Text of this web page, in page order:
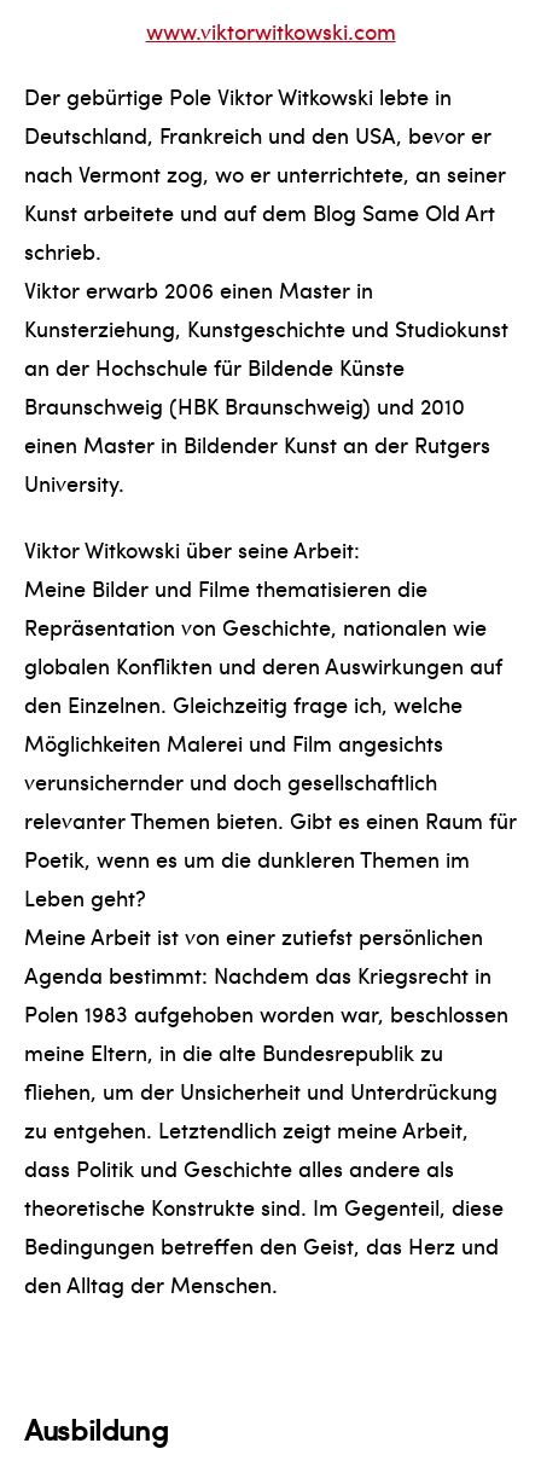
www.viktorwitkowski.com
Der gebürtige Pole Viktor Witkowski lebte in
Deutschland, Frankreich und den USA, bevor er
nach Vermont zog, wo er unterrichtete, an seiner
Kunst arbeitete und auf dem Blog Same Old Art
schrieb.
Viktor erwarb 2006 einen Master in
Kunsterziehung, Kunstgeschichte und Studiokunst
an der Hochschule für Bildende Künste
Braunschweig (HBK Braunschweig) und 2010
einen Master in Bildender Kunst an der Rutgers
University.
Viktor Witkowski über seine Arbeit:
Meine Bilder und Filme thematisieren die
Repräsentation von Geschichte, nationalen wie
globalen Konflikten und deren Auswirkungen auf
den Einzelnen. Gleichzeitig frage ich, welche
Möglichkeiten Malerei und Film angesichts
verunsichernder und doch gesellschaftlich
relevanter Themen bieten. Gibt es einen Raum für
Poetik, wenn es um die dunkleren Themen im
Leben geht?
Meine Arbeit ist von einer zutiefst persönlichen
Agenda bestimmt: Nachdem das Kriegsrecht in
Polen 1983 aufgehoben worden war, beschlossen
meine Eltern, in die alte Bundesrepublik zu
fliehen, um der Unsicherheit und Unterdrückung
zu entgehen. Letztendlich zeigt meine Arbeit,
dass Politik und Geschichte alles andere als
theoretische Konstrukte sind. Im Gegenteil, diese
Bedingungen betreffen den Geist, das Herz und
den Alltag der Menschen.
Ausbildung